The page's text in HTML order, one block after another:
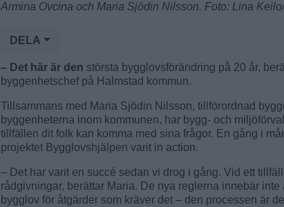
Armina Ovcina och Maria Sjödin Nilsson. Foto: Lina
DELA
– Det här är den största bygglovsförändring på 20 år,
byggenhetschef på Halmstad kommun.
Tillsammans med Maria Sjödin Nilsson, tillförordnad
byggenheterna inom kommunen, har bygg- och
tillfällen dit folk kan komma med sina frågor. En gång i
projektet Bygglovshjälpen varit in action.
– Det har varit en succé sedan vi drog i gång. Vid ett
rådgivningar, berättar Maria. De nya reglerna innebär inte
bygglov för åtgärder som kräver det – den processen är